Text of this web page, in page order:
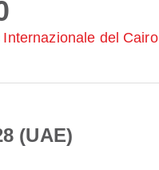
del Cairo
(UAE)